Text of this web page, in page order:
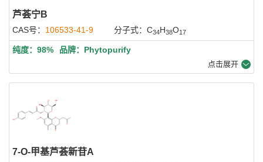
芦荟宁B
CAS号： 106533-41-9 分子式：C34H38O17
纯度：98% 品牌：Phytopurify
点击展开
7-O-甲基芦荟新苷A